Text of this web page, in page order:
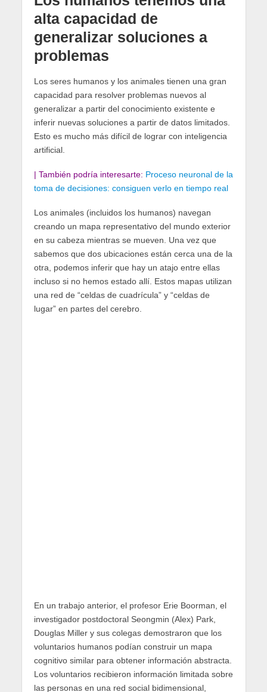
alta capacidad de
generalizar soluciones a
problemas
Los seres humanos y los animales tienen una gran
capacidad para resolver problemas nuevos al
generalizar a partir del conocimiento existente e
inferir nuevas soluciones a partir de datos limitados.
Esto es mucho más difícil de lograr con inteligencia
artificial.
| También podría interesarte: Proceso neuronal de la
toma de decisiones: consiguen verlo en tiempo real
Los animales (incluidos los humanos) navegan
creando un mapa representativo del mundo exterior
en su cabeza mientras se mueven. Una vez que
sabemos que dos ubicaciones están cerca una de la
otra, podemos inferir que hay un atajo entre ellas
incluso si no hemos estado allí. Estos mapas utilizan
una red de “celdas de cuadrícula” y “celdas de
lugar” en partes del cerebro.
En un trabajo anterior, el profesor Erie Boorman, el
investigador postdoctoral Seongmin (Alex) Park,
Douglas Miller y sus colegas demostraron que los
voluntarios humanos podían construir un mapa
cognitivo similar para obtener información abstracta.
Los voluntarios recibieron información limitada sobre
las personas en una red social bidimensional,